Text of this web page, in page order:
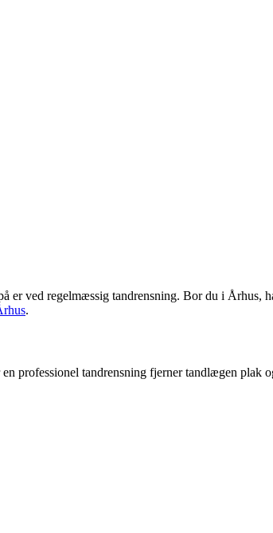
er ved regelmæssig tandrensning. Bor du i Århus,
.
professionel tandrensning fjerner tandlægen plak